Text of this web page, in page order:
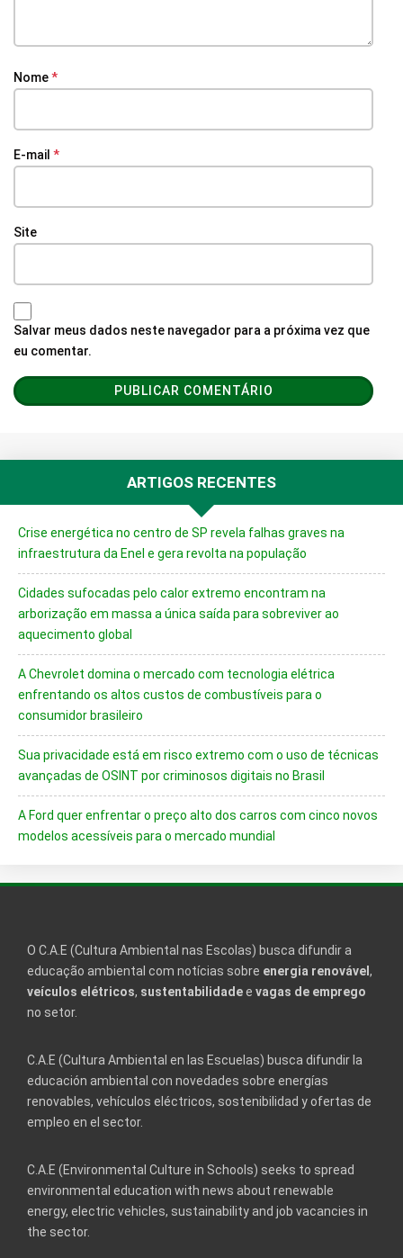
Nome*
E-mail *
Site
Salvar meus dados neste navegador para a próxima vez que
eu comentar.
ARTIGOS RECENTES
Crise energética no centro de SP revela falhas graves na
infraestrutura da Enel e gera revolta na população
Cidades sufocadas pelo calor extremo encontram na
arborização em massa a única saída para sobreviver ao
aquecimento global
A Chevrolet domina o mercado com tecnologia elétrica
enfrentando os altos custos de combustíveis para o
consumidor brasileiro
Sua privacidade está em risco extremo com o uso de técnicas
avançadas de OSINT por criminosos digitais no Brasil
A Ford quer enfrentar o preço alto dos carros com cinco novos
modelos acessíveis para o mercado mundial
O C.A.E (Cultura Ambiental nas Escolas) busca difundir a
educação ambiental com notícias sobre energia renovável ,
veículos elétricos, sustentabilidadee vagas de emprego
no setor.
C.A.E (Cultura Ambiental en las Escuelas) busca difundir la
educación ambiental con novedades sobre energías
renovables, vehículos eléctricos, sostenibilidad y ofertas de
empleo en el sector.
C.A.E (Environmental Culture in Schools) seeks to spread
environmental education with news about renewable
energy, electric vehicles, sustainability and job vacancies in
the sector.